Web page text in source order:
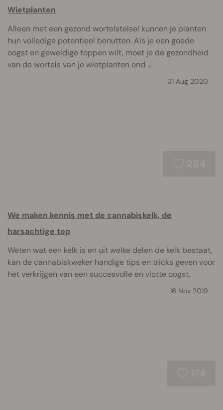
Wietplanten
Alleen met een gezond wortelstelsel kunnen je planten
hun volledige potentieel benutten. Als je een goede
oogst en geweldige toppen wilt, moet je de gezondheid
van de wortels van je wietplanten ond ...
31 Aug 2020
We maken kennis met de cannabiskelk, de
harsachtige top
Weten wat een kelk is en uit welke delen de kelk bestaat,
kan de cannabiskweker handige tips en tricks geven voor
het verkrijgen van een succesvolle en vlotte oogst.
16 Nov 2019